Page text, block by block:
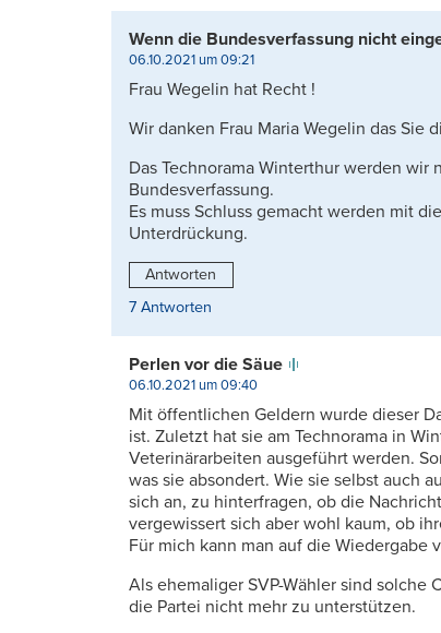
Wenn die Bundesverfassung nicht
06.10.2021 um 09:21
Frau Wegelin hat Recht !
Wir danken Frau Maria Wegelin das Sie
Das Technorama Winterthur werden
Bundesverfassung.
Es muss Schluss gemacht werden mit
Unterdrückung.
Antworten
7 Antworten
Perlen vor die Säue
06.10.2021 um 09:40
Mit öffentlichen Geldern wurde dieser
ist. Zuletzt hat sie am Technorama in
Veterinärarbeiten ausgeführt werden.
was sie absondert. Wie sie selbst auch
sich an, zu hinterfragen, ob die
vergewissert sich aber wohl kaum, ob
Für mich kann man auf die
Als ehemaliger SVP-Wähler sind solche
die Partei nicht mehr zu unterstützen.